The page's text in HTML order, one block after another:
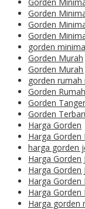
Gorden
Gorden
Gorden
Gorden
gorden
Gorden Murah
Gorden Murah
gorden rumah
Gorden
Gorden
Gorden
Harga Gorden
Harga Gorden
harga gorden
Harga Gorden
Harga Gorden
Harga Gorden
Harga Gorden
Harga gorden